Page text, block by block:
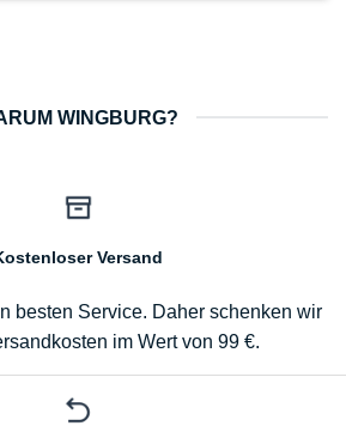
WINGBURG?
Versand
besten Service. Daher schenken wir
im Wert von 99 €.